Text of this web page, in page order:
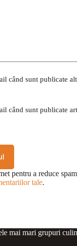
când sunt publicate
când sunt publicate
pentru a reduce
tale.
mai mari grupuri